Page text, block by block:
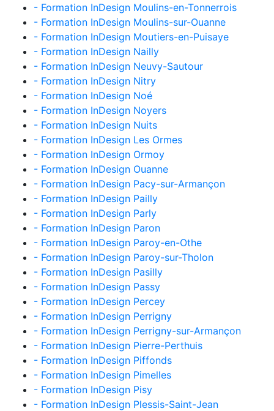
- Formation InDesign Moulins-en-Tonnerrois
- Formation InDesign Moulins-sur-Ouanne
- Formation InDesign Moutiers-en-Puisaye
- Formation InDesign Nailly
- Formation InDesign Neuvy-Sautour
- Formation InDesign Nitry
- Formation InDesign Noé
- Formation InDesign Noyers
- Formation InDesign Nuits
- Formation InDesign Les Ormes
- Formation InDesign Ormoy
- Formation InDesign Ouanne
- Formation InDesign Pacy-sur-Armançon
- Formation InDesign Pailly
- Formation InDesign Parly
- Formation InDesign Paron
- Formation InDesign Paroy-en-Othe
- Formation InDesign Paroy-sur-Tholon
- Formation InDesign Pasilly
- Formation InDesign Passy
- Formation InDesign Percey
- Formation InDesign Perrigny
- Formation InDesign Perrigny-sur-Armançon
- Formation InDesign Pierre-Perthuis
- Formation InDesign Piffonds
- Formation InDesign Pimelles
- Formation InDesign Pisy
- Formation InDesign Plessis-Saint-Jean